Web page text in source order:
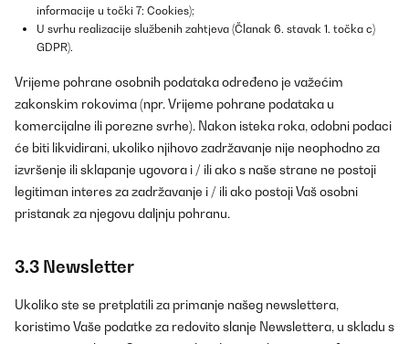
informacije u točki 7: Cookies);
U svrhu realizacije službenih zahtjeva (Članak 6. stavak 1. točka c)
GDPR).
Vrijeme pohrane osobnih podataka određeno je važećim
zakonskim rokovima (npr. Vrijeme pohrane podataka u
komercijalne ili porezne svrhe). Nakon isteka roka, odobni podaci
će biti likvidirani, ukoliko njihovo zadržavanje nije neophodno za
izvršenje ili sklapanje ugovora i / ili ako s naše strane ne postoji
legitiman interes za zadržavanje i / ili ako postoji Vaš osobni
pristanak za njegovu daljnju pohranu.
3.3 Newsletter
Ukoliko ste se pretplatili za primanje našeg newslettera,
koristimo Vaše podatke za redovito slanje Newslettera, u skladu s